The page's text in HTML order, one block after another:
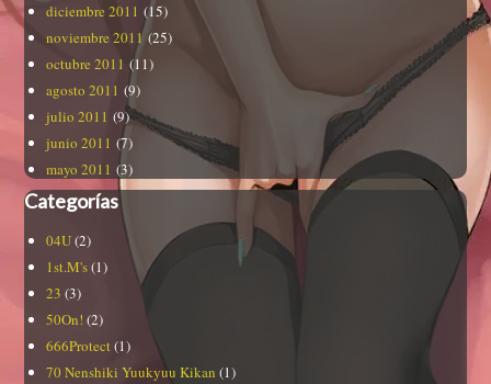
diciembre 2011 (15)
noviembre 2011 (25)
octubre 2011 (11)
agosto 2011 (9)
julio 2011 (9)
junio 2011 (7)
mayo 2011 (3)
Categorías
04U(2)
1st.M's(1)
23 (3)
50On! (2)
666Protect (1)
70 Nenshiki Yuukyuu Kikan (1)